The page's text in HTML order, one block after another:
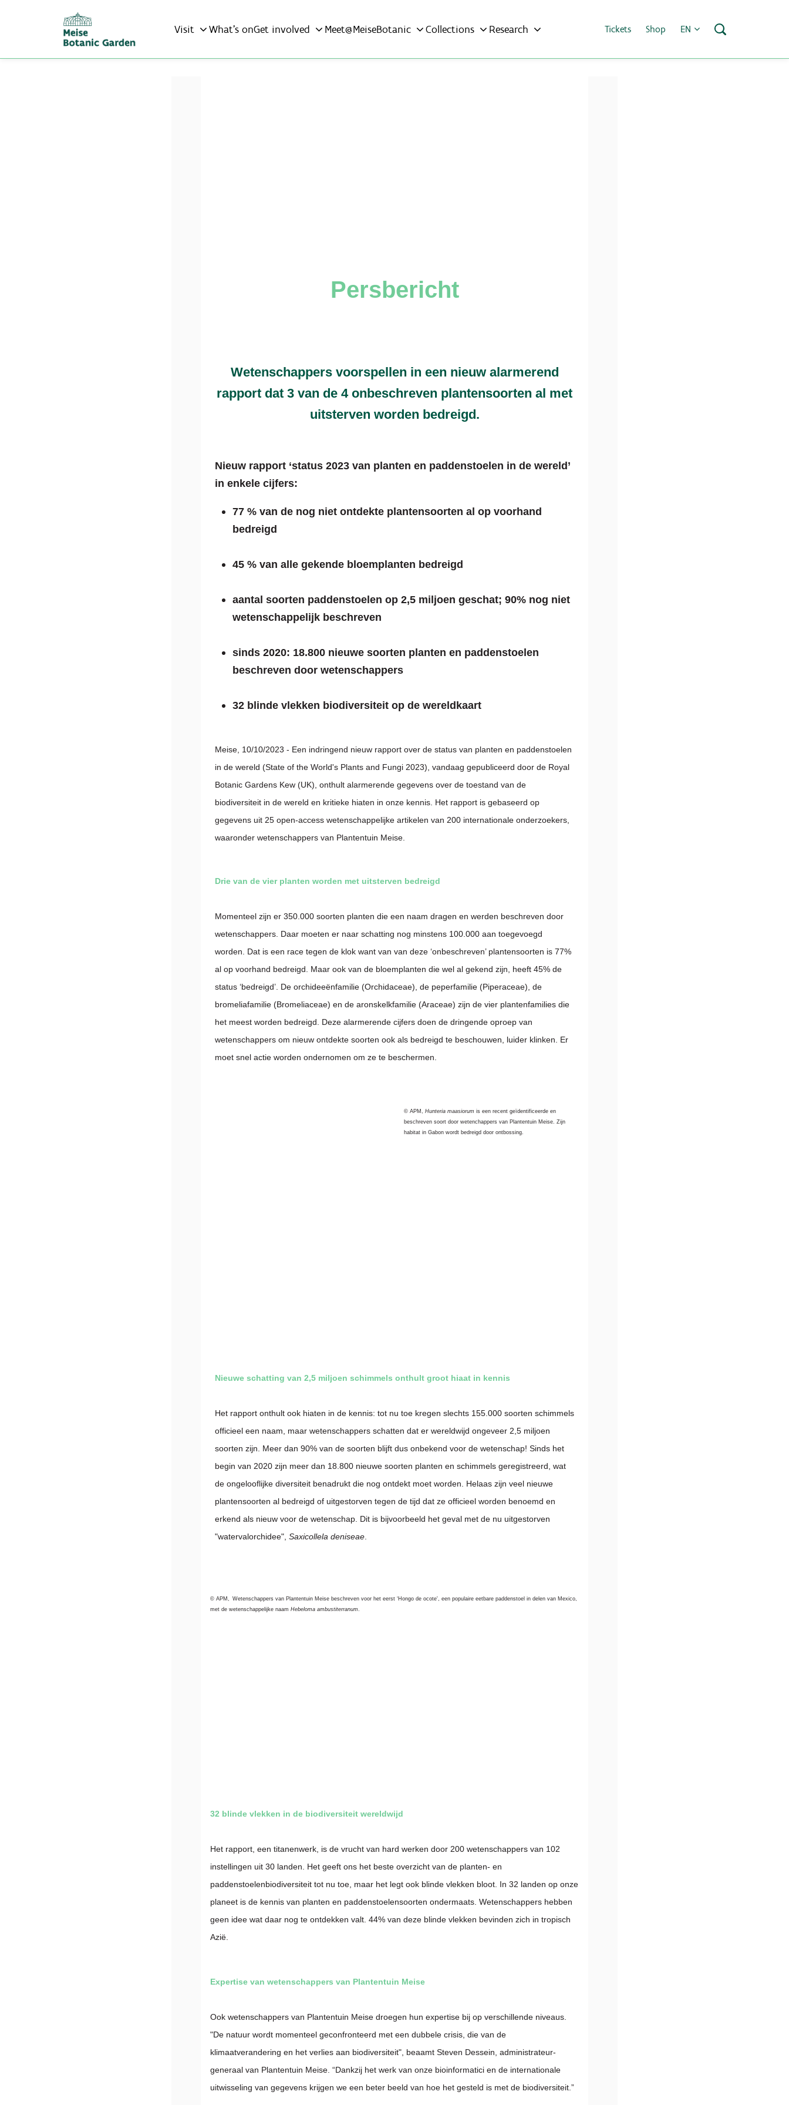
Visit What’s onGet involved Meet@MeiseBotanic Collections Research Tickets Shop EN
Persbericht
Wetenschappers voorspellen in een nieuw alarmerend
rapport dat 3 van de 4 onbeschreven plantensoorten al met
uitsterven worden bedreigd.
Nieuw rapport ‘status 2023 van planten en paddenstoelen in de wereld’
in enkele cijfers:
77 % van de nog niet ontdekte plantensoorten al op voorhand
bedreigd
45 % van alle gekende bloemplanten bedreigd
aantal soorten paddenstoelen op 2,5 miljoen geschat; 90% nog niet
wetenschappelijk beschreven
sinds 2020: 18.800 nieuwe soorten planten en paddenstoelen
beschreven door wetenschappers
32 blinde vlekken biodiversiteit op de wereldkaart
Meise, 10/10/2023 - Een indringend nieuw rapport over de status van planten en paddenstoelen
in de wereld (State of the World's Plants and Fungi 2023), vandaag gepubliceerd door de Royal
Botanic Gardens Kew (UK), onthult alarmerende gegevens over de toestand van de
biodiversiteit in de wereld en kritieke hiaten in onze kennis. Het rapport is gebaseerd op
gegevens uit 25 open-access wetenschappelijke artikelen van 200 internationale onderzoekers,
waaronder wetenschappers van Plantentuin Meise.
Drie van de vier planten worden met uitsterven bedreigd
Momenteel zijn er 350.000 soorten planten die een naam dragen en werden beschreven door
wetenschappers. Daar moeten er naar schatting nog minstens 100.000 aan toegevoegd
worden. Dat is een race tegen de klok want van van deze ‘onbeschreven’ plantensoorten is 77%
al op voorhand bedreigd. Maar ook van de bloemplanten die wel al gekend zijn, heeft 45% de
status ‘bedreigd’. De orchideeënfamilie (Orchidaceae), de peperfamilie (Piperaceae), de
bromeliafamilie (Bromeliaceae) en de aronskelkfamilie (Araceae) zijn de vier plantenfamilies die
het meest worden bedreigd. Deze alarmerende cijfers doen de dringende oproep van
wetenschappers om nieuw ontdekte soorten ook als bedreigd te beschouwen, luider klinken. Er
moet snel actie worden ondernomen om ze te beschermen.
© APM, Hunteria maasiorum is een recent geïdentificeerde en
beschreven soort door wetenchappers van Plantentuin Meise. Zijn
habitat in Gabon wordt bedreigd door ontbossing.
Nieuwe schatting van 2,5 miljoen schimmels onthult groot hiaat in kennis
Het rapport onthult ook hiaten in de kennis: tot nu toe kregen slechts 155.000 soorten schimmels
officieel een naam, maar wetenschappers schatten dat er wereldwijd ongeveer 2,5 miljoen
soorten zijn. Meer dan 90% van de soorten blijft dus onbekend voor de wetenschap! Sinds het
begin van 2020 zijn meer dan 18.800 nieuwe soorten planten en schimmels geregistreerd, wat
de ongelooflijke diversiteit benadrukt die nog ontdekt moet worden. Helaas zijn veel nieuwe
plantensoorten al bedreigd of uitgestorven tegen de tijd dat ze officieel worden benoemd en
erkend als nieuw voor de wetenschap. Dit is bijvoorbeeld het geval met de nu uitgestorven
"watervalorchidee", Saxicollela deniseae
© APM, Wetenschappers van Plantentuin Meise beschreven voor het eerst ‘Hongo de ocote', een populaire eetbare paddenstoel in delen van Mexico,
met de wetenschappelijke naam Hebeloma ambustiterranum.
32 blinde vlekken in de biodiversiteit wereldwijd
Het rapport, een titanenwerk, is de vrucht van hard werken door 200 wetenschappers van 102
instellingen uit 30 landen. Het geeft ons het beste overzicht van de planten- en
paddenstoelenbiodiversiteit tot nu toe, maar het legt ook blinde vlekken bloot. In 32 landen op onze
planeet is de kennis van planten en paddenstoelensoorten ondermaats. Wetenschappers hebben
geen idee wat daar nog te ontdekken valt. 44% van deze blinde vlekken bevinden zich in tropisch
Azië.
Expertise van wetenschappers van Plantentuin Meise
Ook wetenschappers van Plantentuin Meise droegen hun expertise bij op verschillende niveaus.
"De natuur wordt momenteel geconfronteerd met een dubbele crisis, die van de
klimaatverandering en het verlies aan biodiversiteit", beaamt Steven Dessein, administrateur-
generaal van Plantentuin Meise. “Dankzij het werk van onze bioinformatici en de internationale
uitwisseling van gegevens krijgen we een beter beeld van hoe het gesteld is met de biodiversiteit.”